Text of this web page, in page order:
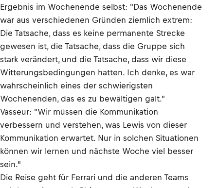
Ergebnis im Wochenende selbst: "Das Wochenende
war aus verschiedenen Gründen ziemlich extrem:
Die Tatsache, dass es keine permanente Strecke
gewesen ist, die Tatsache, dass die Gruppe sich
stark verändert, und die Tatsache, dass wir diese
Witterungsbedingungen hatten. Ich denke, es war
wahrscheinlich eines der schwierigsten
Wochenenden, das es zu bewältigen galt."
Vasseur: "Wir müssen die Kommunikation
verbessern und verstehen, was Lewis von dieser
Kommunikation erwartet. Nur in solchen Situationen
können wir lernen und nächste Woche viel besser
sein."
Die Reise geht für Ferrari und die anderen Teams